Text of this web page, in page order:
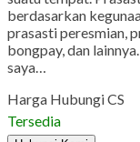
berdasarkan
prasasti peresmian,
bongpay, dan
saya…
Harga Hubungi CS
Tersedia